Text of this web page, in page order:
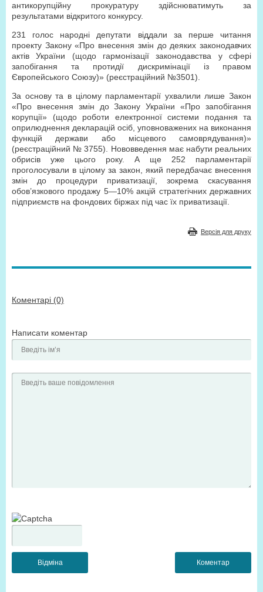
антикорупційну прокуратуру здійснюватимуть за
результатами відкритого конкурсу.
231 голос народні депутати віддали за перше читання
проекту Закону «Про внесення змін до деяких законодавчих
актів України (щодо гармонізації законодавства у сфері
запобігання та протидії дискримінації із правом
Європейського Союзу)» (реєстраційний №3501).
За основу та в цілому парламентарії ухвалили лише Закон
«Про внесення змін до Закону України «Про запобігання
корупції» (щодо роботи електронної системи подання та
оприлюднення декларацій осіб, уповноважених на виконання
функцій держави або місцевого самоврядування)»
(реєстраційний № 3755). Нововведення має набути реальних
обрисів уже цього року. А ще 252 парламентарії
проголосували в цілому за закон, який передбачає внесення
змін до процедури приватизації, зокрема скасування
обов’язкового продажу 5—10% акцій стратегічних державних
підприємств на фондових біржах під час їх приватизації.
Версія для друку
Коментарі (0)
Написати коментар